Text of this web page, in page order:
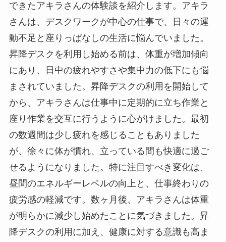
できたアキラさんの体験談を紹介します。アキラ
さんは、デスクワークが中心の仕事で、日々の運
動不足と座りっぱなしの生活に悩んでいました。
昇降デスクを利用し始める前は、体重が増加傾向
にあり、日中の疲れやすさや集中力の低下にも悩
まされていました。昇降デスクの利用を開始して
から、アキラさんは仕事中に定期的に立ち作業と
座り作業を交互に行うように心がけました。最初
の数週間は少し疲れを感じることもありました
が、徐々に体が慣れ、立っている間も快適に過ご
せるようになりました。特に注目すべき変化は、
昼間のエネルギーレベルの向上と、仕事終わりの
疲労感の軽減です。数ヶ月後、アキラさんは体重
が明らかに減少し始めたことに気づきました。昇
降デスクの利用に加え、健康に対する意識も高ま